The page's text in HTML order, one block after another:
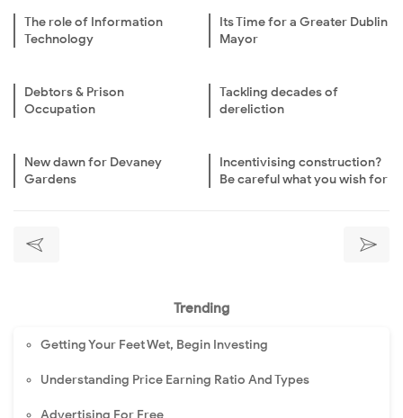
The role of Information
Technology
Its Time for a Greater Dublin
Mayor
Debtors & Prison
Occupation
Tackling decades of
dereliction
New dawn for Devaney
Gardens
Incentivising construction?
Be careful what you wish for
Trending
Getting Your Feet Wet, Begin Investing
Understanding Price Earning Ratio And Types
Advertising For Free